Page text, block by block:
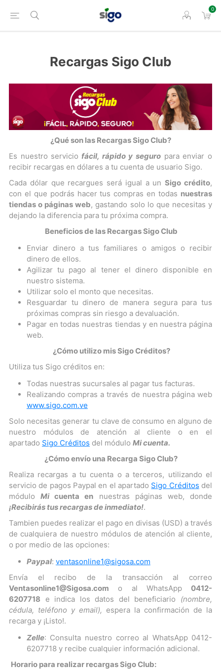
0
Recargas Sigo Club
¿Qué son las Recargas Sigo Club?
Es nuestro servicio fácil, rápido y seguro para enviar o
recibir recargas en dólares a tu cuenta de usuario Sigo.
Cada dólar que recargues será igual a unSigo crédito,
con el que podrás hacer tus compras en todas nuestras
tiendas o páginas web, gastando solo lo que necesitas y
dejando la diferencia para tu próxima compra.
Beneficios de las Recargas Sigo Club
Enviar dinero a tus familiares o amigos o recibir
dinero de ellos.
Agilizar tu pago al tener el dinero disponible en
nuestro sistema.
Utilizar solo el monto que necesitas.
Resguardar tu dinero de manera segura para tus
próximas compras sin riesgo a devaluación.
Pagar en todas nuestras tiendas y en nuestra página
web.
¿Cómo utilizo mis Sigo Créditos?
Utiliza tus Sigo créditos en:
Todas nuestras sucursales al pagar tus facturas.
Realizando compras a través de nuestra página web
www.sigo.com.ve
Solo necesitas generar tu clave de consumo en alguno de
nuestro módulos de atención al cliente o en el
apartado Sigo Créditos del módulo Mi cuenta.
¿Cómo envío una Recarga Sigo Club?
Realiza recargas a tu cuenta o a terceros, utilizando el
servicio de pagos Paypal en el apartado Sigo Créditos del
móduloMi cuenta en nuestras páginas web, donde
¡Recibirás tus recargas de inmediato!.
Tambien puedes realizar el pago en divisas (USD) a través
de cualquiera de nuestro módulos de atención al cliente,
o por medio de las opciones:
Paypal: ventasonline1@sigosa.com
Envía el recibo de la transacción al correo
Ventasonline1@Sigosa.com o al WhatsApp0412-
6207718 e indica los datos del beneficiario (nombre,
cédula, teléfono y email), espera la confirmación de la
recarga y ¡Listo!.
Zelle: Consulta nuestro correo al WhatsApp 0412-
6207718 y recibe cualquier información adicional.
Horario para realizar recargas Sigo Club: